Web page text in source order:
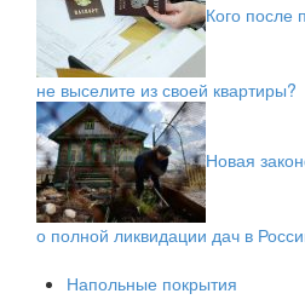
Кого после
не выселите из своей квартиры?
Новая
о полной ликвидации дач в
Напольные покрытия